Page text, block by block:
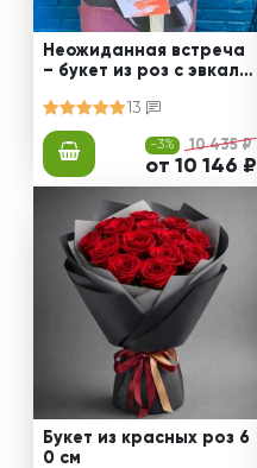
Неожиданная встреча
– букет из роз с эвкали
13
-3% 10 435 ₽
от 10 146 ₽
Букет из красных роз 6
0 см